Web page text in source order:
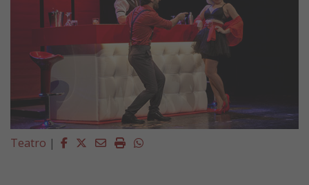
Teatro | Facebook
Twitter
EmailImprimirWhatsapp